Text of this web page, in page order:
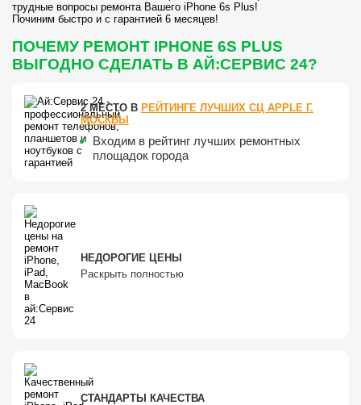
трудные вопросы ремонта Вашего iPhone 6s Plus!
Починим быстро и с гарантией 6 месяцев!
ПОЧЕМУ РЕМОНТ IPHONE 6S PLUS
ВЫГОДНО СДЕЛАТЬ В АЙ:СЕРВИС 24?
2 МЕСТО В РЕЙТИНГЕ ЛУЧШИХ СЦ APPLE Г.
МОСКВЫ
Входим в рейтинг лучших ремонтных
площадок города
НЕДОРОГИЕ ЦЕНЫ
Раскрыть полностью
СТАНДАРТЫ КАЧЕСТВА